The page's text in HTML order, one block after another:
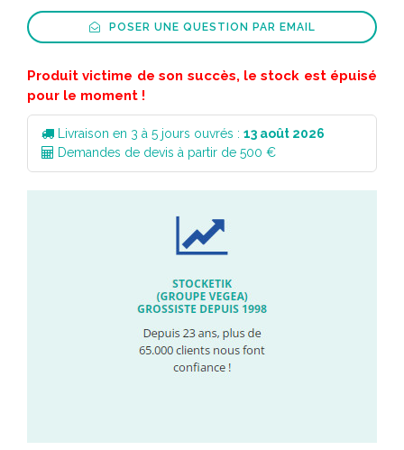
POSER UNE QUESTION PAR EMAIL
Produit victime de son succès, le stock est épuisé
pour le moment !
Livraison en 3 à 5 jours ouvrés : 13 août 2026
Demandes de devis à partir de 500 €